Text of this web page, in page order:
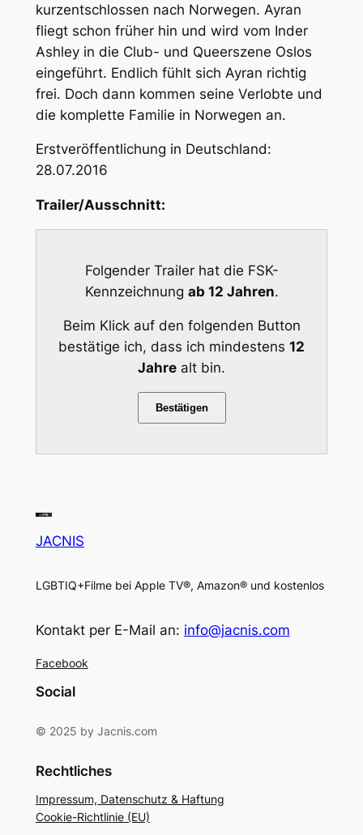
kurzentschlossen nach Norwegen. Ayran
fliegt schon früher hin und wird vom Inder
Ashley in die Club- und Queerszene Oslos
eingeführt. Endlich fühlt sich Ayran richtig
frei. Doch dann kommen seine Verlobte und
die komplette Familie in Norwegen an.
Erstveröffentlichung in Deutschland:
28.07.2016
Trailer/Ausschnitt:
Folgender Trailer hat die FSK-
Kennzeichnung ab 12 Jahren.
Beim Klick auf den folgenden Button
bestätige ich, dass ich mindestens 12
Jahre alt bin.
Bestätigen
JACNIS
LGBTIQ+Filme bei Apple TV®, Amazon® und kostenlos
Kontakt per E-Mail an: info@jacnis.com
Facebook
Social
© 2025 by Jacnis.com
Rechtliches
Impressum, Datenschutz & Haftung
Cookie-Richtlinie (EU)